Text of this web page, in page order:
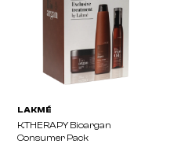
LAKMÉ
K.THERAPY Sensitive Relaxing
Balm